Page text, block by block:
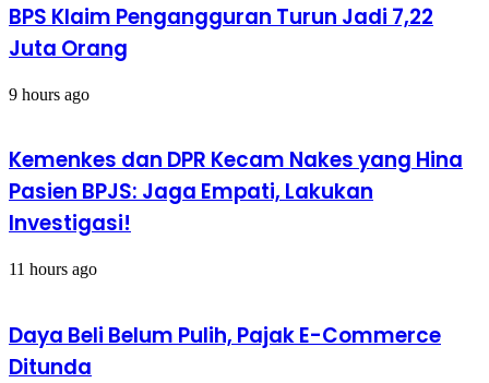
BPS Klaim Pengangguran Turun Jadi 7,22
Juta Orang
9 hours ago
Kemenkes dan DPR Kecam Nakes yang Hina
Pasien BPJS: Jaga Empati, Lakukan
Investigasi!
11 hours ago
Daya Beli Belum Pulih, Pajak E-Commerce
Ditunda